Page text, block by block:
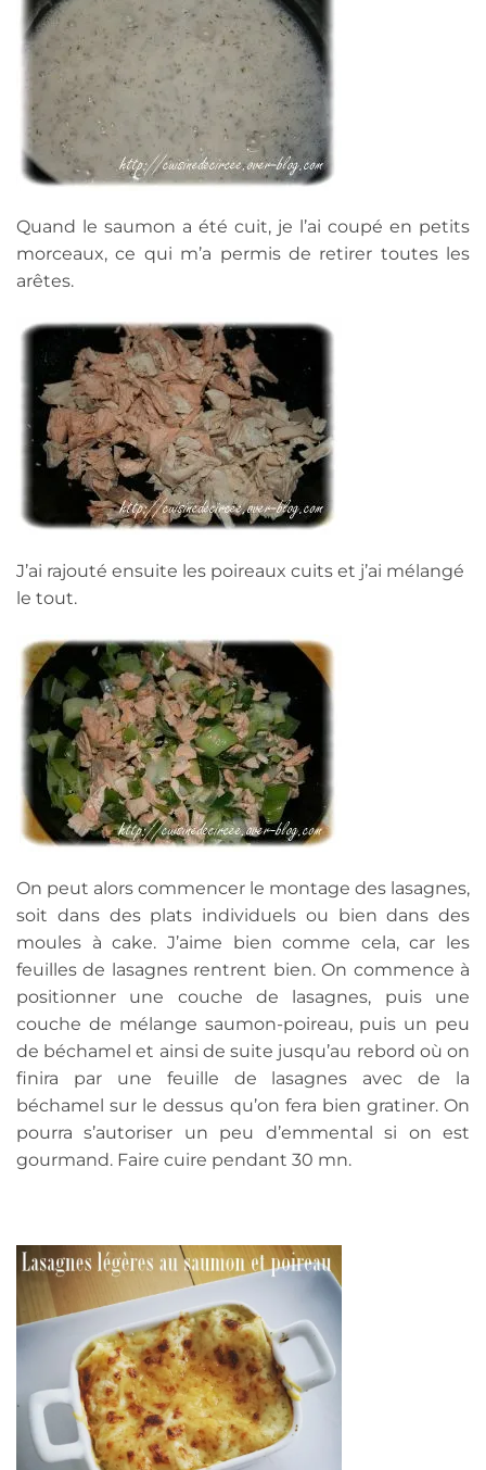
Quand le saumon a été cuit, je l’ai coupé en petits
morceaux, ce qui m’a permis de retirer toutes les
arêtes.
J’ai rajouté ensuite les poireaux cuits et j’ai mélangé
le tout.
On peut alors commencer le montage des lasagnes,
soit dans des plats individuels ou bien dans des
moules à cake. J’aime bien comme cela, car les
feuilles de lasagnes rentrent bien. On commence à
positionner une couche de lasagnes, puis une
couche de mélange saumon-poireau, puis un peu
de béchamel et ainsi de suite jusqu’au rebord où on
finira par une feuille de lasagnes avec de la
béchamel sur le dessus qu’on fera bien gratiner. On
pourra s’autoriser un peu d’emmental si on est
gourmand. Faire cuire pendant 30 mn.